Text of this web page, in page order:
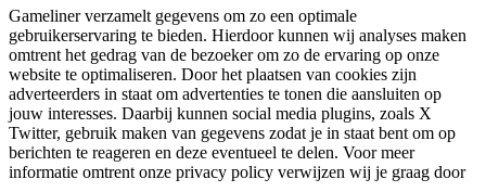
Gameliner verzamelt gegevens om zo een optimale
gebruikerservaring te bieden. Hierdoor kunnen wij analyses maken
omtrent het gedrag van de bezoeker om zo de ervaring op onze
website te optimaliseren. Door het plaatsen van cookies zijn
adverteerders in staat om advertenties te tonen die aansluiten op
jouw interesses. Daarbij kunnen social media plugins, zoals X
Twitter, gebruik maken van gegevens zodat je in staat bent om op
berichten te reageren en deze eventueel te delen. Voor meer
informatie omtrent onze privacy policy verwijzen wij je graag door